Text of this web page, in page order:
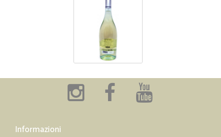
Informazioni